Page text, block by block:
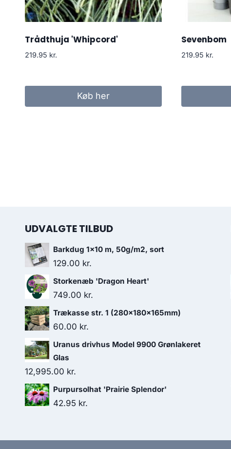
Trådthuja 'Whipcord'
219.95 kr.
Køb her
Sevenbom
219.95 kr.
UDVALGTE TILBUD
Barkdug 1x10 m, 50g/m2, sort
129.00 kr.
Storkenæb 'Dragon Heart'
749.00 kr.
Trækasse str. 1 (280x180x165mm)
60.00 kr.
Uranus drivhus Model 9900 Grønlakeret
Glas
12,995.00 kr.
Purpursolhat 'Prairie Splendor'
42.95 kr.